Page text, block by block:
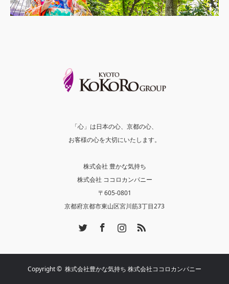
「心」は日本の心、京都の心、
お客様の心を大切にいたします。
株式会社 豊かな気持ち
株式会社 ココロカンパニー
〒605-0801
京都府京都市東山区宮川筋3丁目273
Copyright © 株式会社豊かな気持ち 株式会社ココロカンパニー